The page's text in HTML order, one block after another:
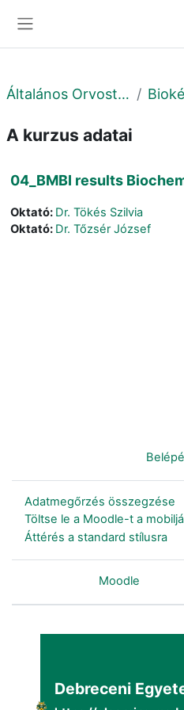
Általános Orvostudományi Kar
A kurzus adatai
04_BMBI results
Oktató: Dr. Tökés Szilvia
Oktató: Dr. Tőzsér József
Adatmegőrzés összegzése
Töltse le a Moodle-t a
Áttérés a standard stílusra
Moodle
Debreceni